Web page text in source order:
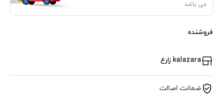
می باشد.
فروشنده
kalazara زارع
ضمانت اصالت